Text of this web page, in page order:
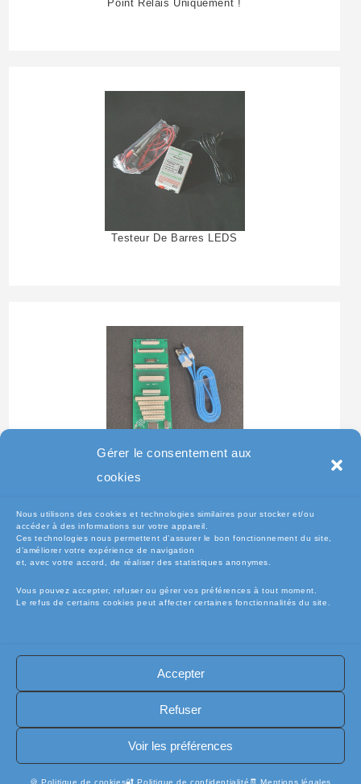
Gérer le consentement aux
cookies
Nous utilisons des cookies et technologies similaires pour stocker et/ou
accéder à des informations sur votre appareil.
Ces technologies nous permettent d’assurer le bon fonctionnement du site,
d’améliorer votre expérience de navigation
et, avec votre accord, de réaliser des statistiques anonymes.
Vous pouvez accepter, refuser ou gérer vos préférences à tout moment.
Le refus de certains cookies peut affecter certaines fonctionnalités du site.
Accepter
Refuser
Voir les préférences
🍪 Politique de cookies🔐 Politique de confidentialité 🧾 Mentions légales
Point Relais Uniquement !
Testeur De Barres LEDS
Testeur Pour Clavier De
🧾Conditions Générales de Vente (CGV)
🔐 Politique de confidentialité
🔐 Exercer mes droits RGPD
🛡️ Assurance casse / perte